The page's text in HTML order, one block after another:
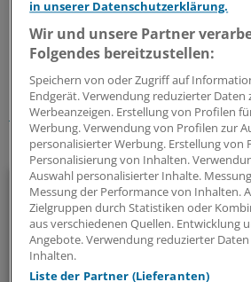
Schlagworte:
Digitalisierung und IT Datenschutz
Ihr Newsletter zum Thema
E-Health
Bei E-Health und Digitalisierung geht
voran. Mit diesem Newsletter
neuesten Stand.
in unserer Datenschutzerklärung.
Wir und unsere Partner
Folgendes bereitzustellen:
Speichern von oder Zugriff auf
Endgerät. Verwendung reduzierter Daten
Werbeanzeigen. Erstellung von Profilen
Werbung. Verwendung von Profilen zur
personalisierter Werbung. Erstellung von
Personalisierung von Inhalten.
Auswahl personalisierter Inhalte.
Messung der Performance von Inhalten.
Zielgruppen durch Statistiken oder
aus verschiedenen Quellen. Entwicklung
Angebote. Verwendung reduzierter
Inhalten.
Liste der Partner (Lieferanten)